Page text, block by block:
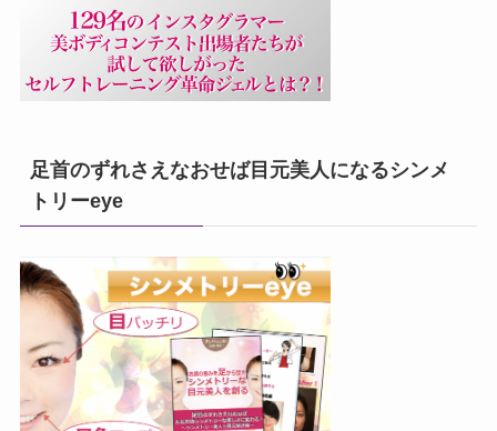
足首のずれさえなおせば目元美人になるシンメ
トリーeye